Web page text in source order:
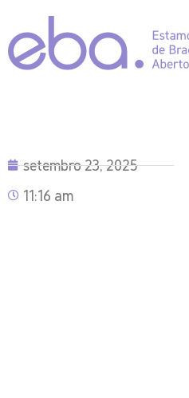
setembro 23, 2025
11:16 am